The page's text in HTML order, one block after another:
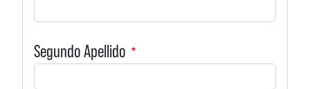
Segundo Apellido